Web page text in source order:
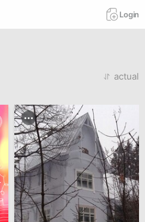
Login
actual